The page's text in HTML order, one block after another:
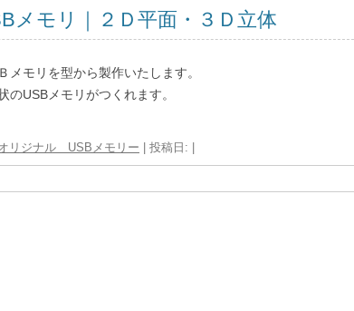
メモリ｜２Ｄ平面・３Ｄ立体
メモリを型から製作いたします。
USBメモリがつくれます。
リジナル USBメモリー | 投稿日: